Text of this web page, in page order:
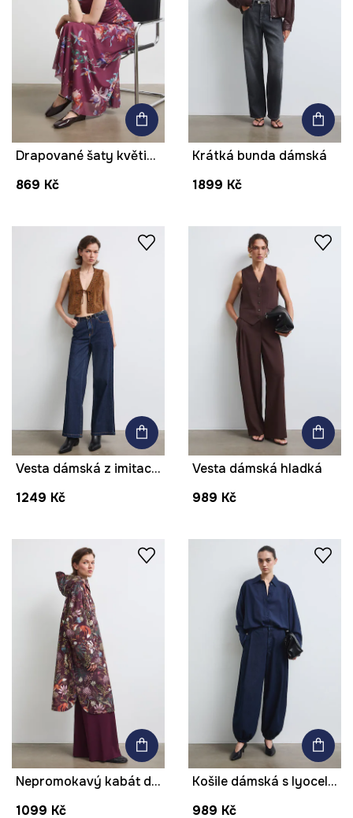
Drapované šaty květinové
869 Kč
Krátká bunda dámská
1899 Kč
Vesta dámská z imitace semiše s výšivkami
1249 Kč
Vesta dámská hladká
989 Kč
Nepromokavý kabát dámský se zvířecím vzorem
1099 Kč
Košile dámská s lyocellem hladká
989 Kč